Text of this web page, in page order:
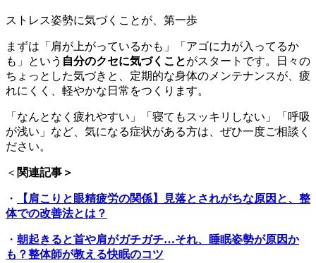
ストレス姿勢に気づくことが、第一歩
まずは「肩が上がっているかも」「アゴに力が入ってるか
も」という 自分のクセに気づくことがスタートです。日々の
ちょっとした気づきと、定期的な身体のメンテナンスが、疲
れにくく、軽やかな日常をつくります。
「なんとなく疲れやすい」「寝てもスッキリしない」「呼吸
が浅い」など、気になる症状がある方は、ぜひ一度ご相談く
ださい。
＜ 関連記事＞
・
【肩こりと眼精疲労の関係】見落とされがちな原因と、整
体での改善法とは？
・ 朝起きると首や肩がガチガチ…それ、睡眠姿勢が原因か
も？整体師が教える快眠のコツ